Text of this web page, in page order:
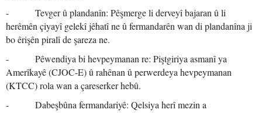
- Tevger û plandanîn: Pêşmerge li derveyî bajaran û li
herêmên çiyayî gelekî jêhatî ne û fermandarên wan di plandanîna ji
bo êrişên piralî de şareza ne.
- Pêwendiya bi hevpeymanan re: Piştgiriya asmanî ya
Amerîkayê (CJOC-E) û rahênan û perwerdeya hevpeymanan
(KTCC) rola wan a çareserker hebû.
- Dabeşbûna fermandariyê: Qelsiya herî mezin a